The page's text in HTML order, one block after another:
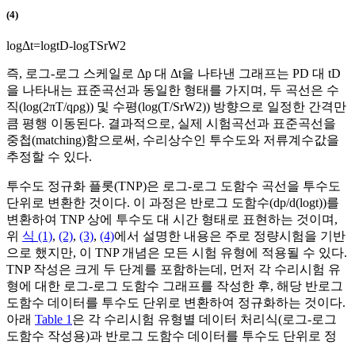
(4)
logΔt=logtD-logTSrW2
즉, 로그-로그 스케일로 Δp 대 Δt을 나타낸 그래프는 PD 대 tD
을 나타내는 표준곡선과 동일한 형태를 가지며, 두 곡선은 수
직(log(2πT/qρg)) 및 수평(log(T/SrW2)) 방향으로 일정한 간격만
큼 평행 이동된다. 결과적으로, 실제 시험곡선과 표준곡선을
중첩(matching)함으로써, 수리상수인 투수도와 저류계수값을
추정할 수 있다.
투수도 정규화 플롯(TNP)은 로그-로그 도함수 곡선을 투수도
단위로 변환한 것이다. 이 과정은 반로그 도함수(dp/d(logt))를
변환하여 TNP 상에 투수도 대 시간 형태로 표현하는 것이며,
위 식 (1), (2), (3), (4)에서 설명한 내용은 주로 정량시험을 기반
으로 했지만, 이 TNP 개념은 모든 시험 유형에 적용될 수 있다.
TNP 작성은 크게 두 단계를 포함하는데, 먼저 각 수리시험 유
형에 대한 로그-로그 도함수 그래프를 작성한 후, 해당 반로그
도함수 데이터를 투수도 단위로 변환하여 정규화하는 것이다.
아래 Table 1 은 각 수리시험 유형별 데이터 처리식(로그-로그
도함수 작성용)과 반로그 도함수 데이터를 투수도 단위로 정